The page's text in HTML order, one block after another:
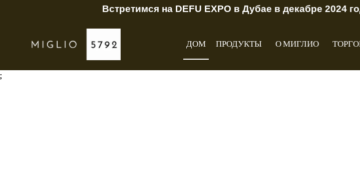
Встретимся на DEFU EXPO в Дубае в декабре 2024
ДОМ ПРОДУКТЫ О МИГЛИО
;